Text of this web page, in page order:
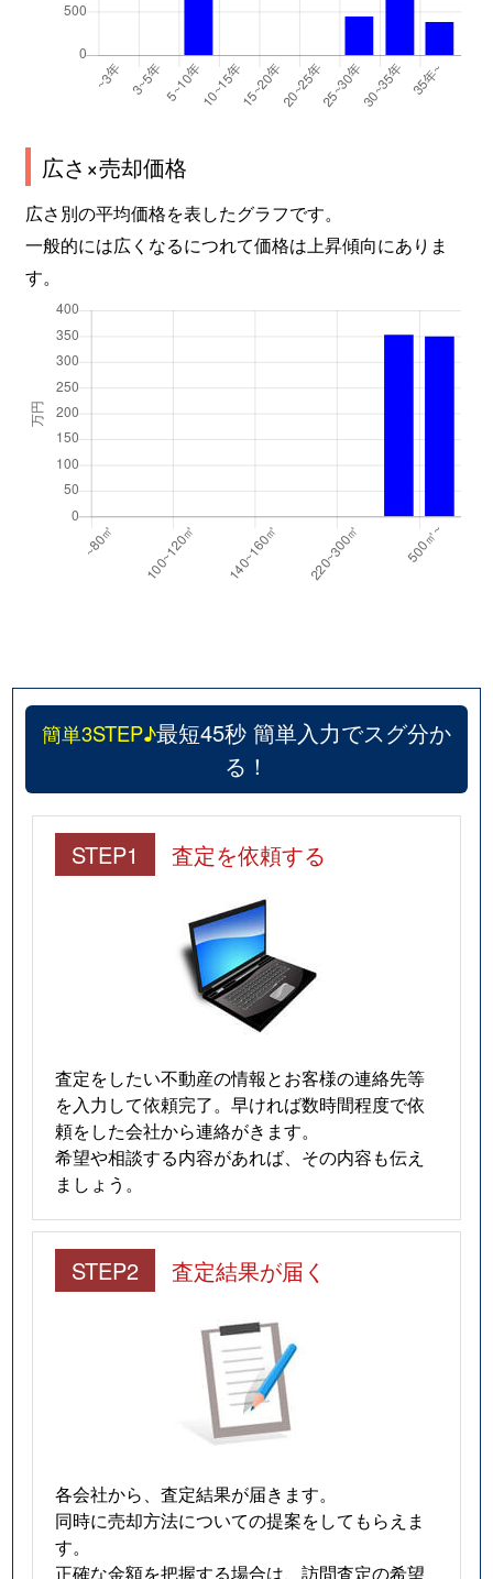
広さ×売却価格
広さ別の平均価格を表したグラフです。
一般的には広くなるにつれて価格は上昇傾向にありま
す。
簡単3STEP♪最短45秒 簡単入力でスグ分か
る！
STEP1 査定を依頼する
査定をしたい不動産の情報とお客様の連絡先等
を入力して依頼完了。早ければ数時間程度で依
頼をした会社から連絡がきます。
希望や相談する内容があれば、その内容も伝え
ましょう。
STEP2 査定結果が届く
各会社から、査定結果が届きます。
同時に売却方法についての提案をしてもらえま
す。
正確な金額を把握する場合は、訪問査定の希望